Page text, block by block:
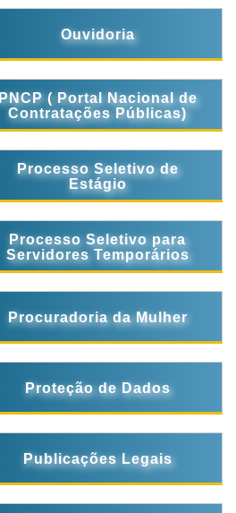
Ouvidoria
PNCP ( Portal Nacional de
Contratações Públicas)
Processo Seletivo de
Estágio
Processo Seletivo para
Servidores Temporários
Procuradoria da Mulher
Proteção de Dados
Publicações Legais